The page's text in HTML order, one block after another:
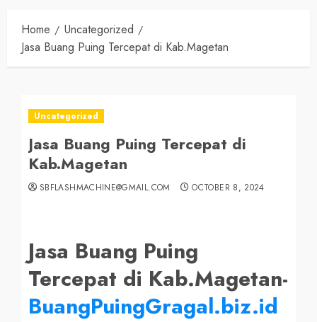
Home
Uncategorized
Jasa Buang Puing Tercepat di Kab.Magetan
Uncategorized
Jasa Buang Puing Tercepat di
Kab.Magetan
SBFLASHMACHINE@GMAIL.COM OCTOBER 8, 2024
Jasa Buang Puing
Tercepat di Kab.Magetan-
BuangPuingGragal.biz.id